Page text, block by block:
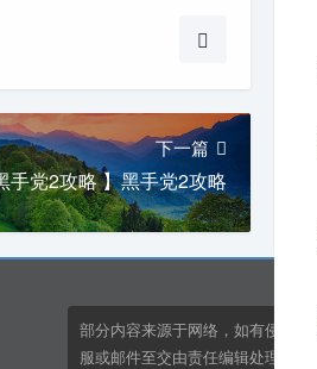
下一篇
手党2攻略 】黑手党2攻略
部分内容来源于网络，如有侵权
服或邮件至交由责任编辑处理。